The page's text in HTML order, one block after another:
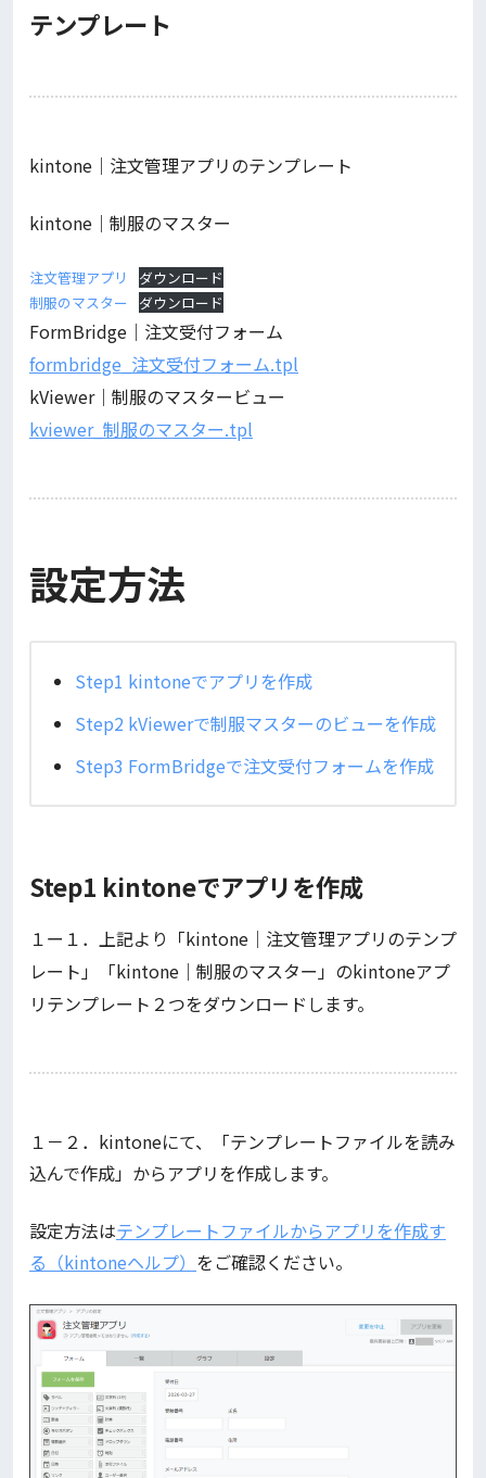
テンプレート
kintone｜注文管理アプリのテンプレート
kintone｜制服のマスター
注文管理アプリ
ダウンロード
制服のマスター
ダウンロード
FormBridge｜注文受付フォーム
formbridge_注文受付フォーム.tpl
kViewer｜制服のマスタービュー
kviewer_制服のマスター.tpl
設定方法
Step1 kintoneでアプリを作成
Step2 kViewerで制服マスターのビューを作成
Step3 FormBridgeで注文受付フォームを作成
Step1 kintoneでアプリを作成
１ー１．上記より「kintone｜注文管理アプリのテンプ
レート」「kintone｜制服のマスター」のkintoneアプ
リテンプレート２つをダウンロードします。
１－２．kintoneにて、「テンプレートファイルを読み
込んで作成」からアプリを作成します。
設定方法はテンプレートファイルからアプリを作成す
る（kintoneヘルプ） をご確認ください。